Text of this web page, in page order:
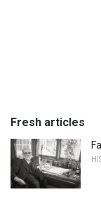
Fresh articles